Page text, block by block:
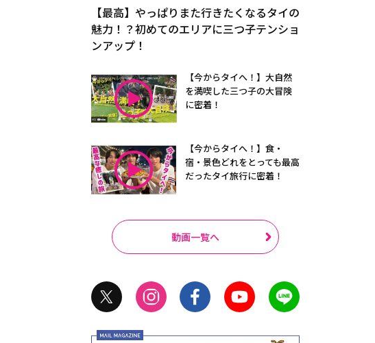
【最高】やっぱりまた行きたくなるタイの
魅力！？初めてのエリアに三つ子テンショ
ンアップ！
【今からタイへ！】大自然
を満喫した三つ子の大冒険
に密着！
【今からタイへ！】食・
宿・景色どれをとっても最高
だったタイ旅行に密着！
動画一覧へ